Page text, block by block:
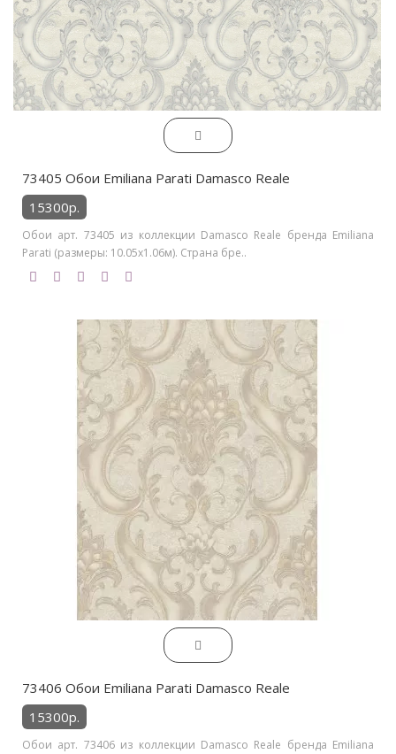
73405 Обои Emiliana Parati Damasco Reale
15300р.
Обои арт. 73405 из коллекции Damasco Reale бренда Emiliana
Parati (размеры: 10.05х1.06м). Страна бре..
73406 Обои Emiliana Parati Damasco Reale
15300р.
Обои арт. 73406 из коллекции Damasco Reale бренда Emiliana